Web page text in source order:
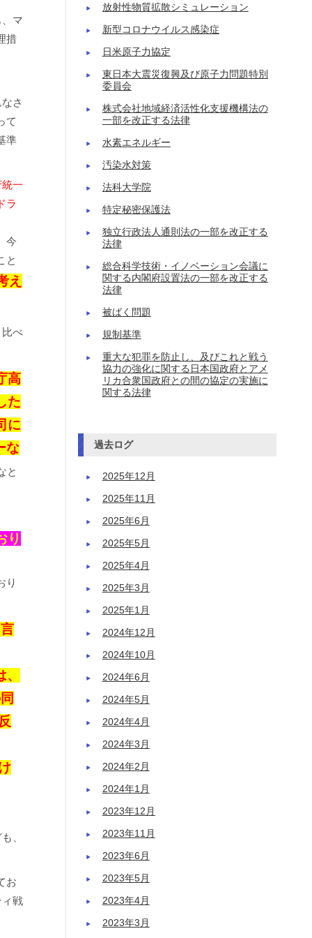
マ
措
さ
て
準
一
ラ
今
と
え
べ
高
た
に
な
と
り
り
、
お
戦
放射性物質拡散シミュレーション
新型コロナウイルス感染症
日米原子力協定
東日本大震災復興及び原子力問題特別
委員会
株式会社地域経済活性化支援機構法の
一部を改正する法律
水素エネルギー
汚染水対策
法科大学院
特定秘密保護法
独立行政法人通則法の一部を改正する
法律
総合科学技術・イノベーション会議に
関する内閣府設置法の一部を改正する
法律
被ばく問題
規制基準
重大な犯罪を防止し、及びこれと戦う
協力の強化に関する日本国政府とアメ
リカ合衆国政府との間の協定の実施に
関する法律
過去ログ
2025年12月
2025年11月
2025年6月
2025年5月
2025年4月
2025年3月
2025年1月
2024年12月
2024年10月
2024年6月
2024年5月
2024年4月
2024年3月
2024年2月
2024年1月
2023年12月
2023年11月
2023年6月
2023年5月
2023年4月
2023年3月